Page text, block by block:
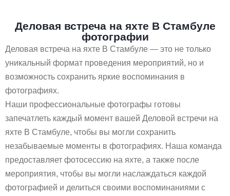
Деловая встреча на яхте В Стамбуле
фотографии
Деловая встреча на яхте В Стамбуле — это не только
уникальный формат проведения мероприятий, но и
возможность сохранить яркие воспоминания в
фотографиях.
Наши профессиональные фотографы готовы
запечатлеть каждый момент вашей Деловой встречи на
яхте В Стамбуле, чтобы вы могли сохранить
незабываемые моменты в фотографиях. Наша команда
предоставляет фотосессию на яхте, а также после
мероприятия, чтобы вы могли наслаждаться каждой
фотографией и делиться своими воспоминаниями с